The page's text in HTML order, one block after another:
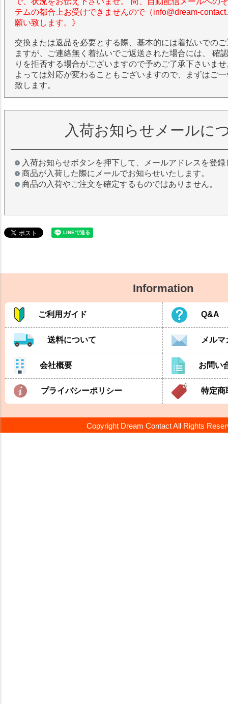
テムの都合上お受けできませんので（info@dream-
願い致します。》
交換または返品を必要とする際、基本的には着払いでの
ますが、ご連絡無く着払いでご返送された場合には、 確
りを拒否する場合がございますので予めご了承下さいま
よっては対応が変わることもございますので、まずはご
致します。
入荷お知らせメールに
入荷お知らせボタンを押下して、メールアドレスを登
商品が入荷した際にメールでお知らせいたします。
商品の入荷やご注文を確定するものではありません。
Information
ご利用ガイド Q&A
送料について メル
会社概要 お問い
プライバシーポリシー 特定商
Copyright Dream Contact All Rights